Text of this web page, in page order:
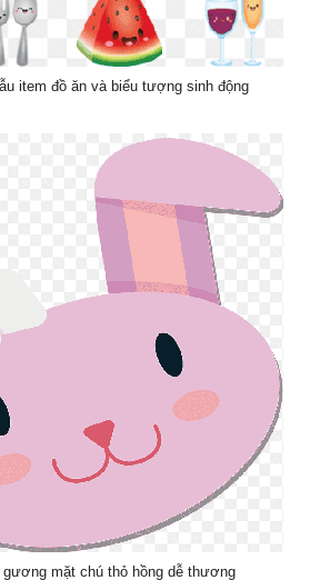
item đồ ăn và biểu tượng sinh động
gương mặt chú thỏ hồng dễ thương